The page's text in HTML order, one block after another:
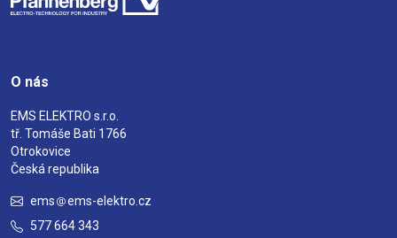
O nás
EMS ELEKTRO s.r.o.
tř. Tomáše Bati 1766
Otrokovice
Česká republika
ems
ems-elektro.cz
577 664 343